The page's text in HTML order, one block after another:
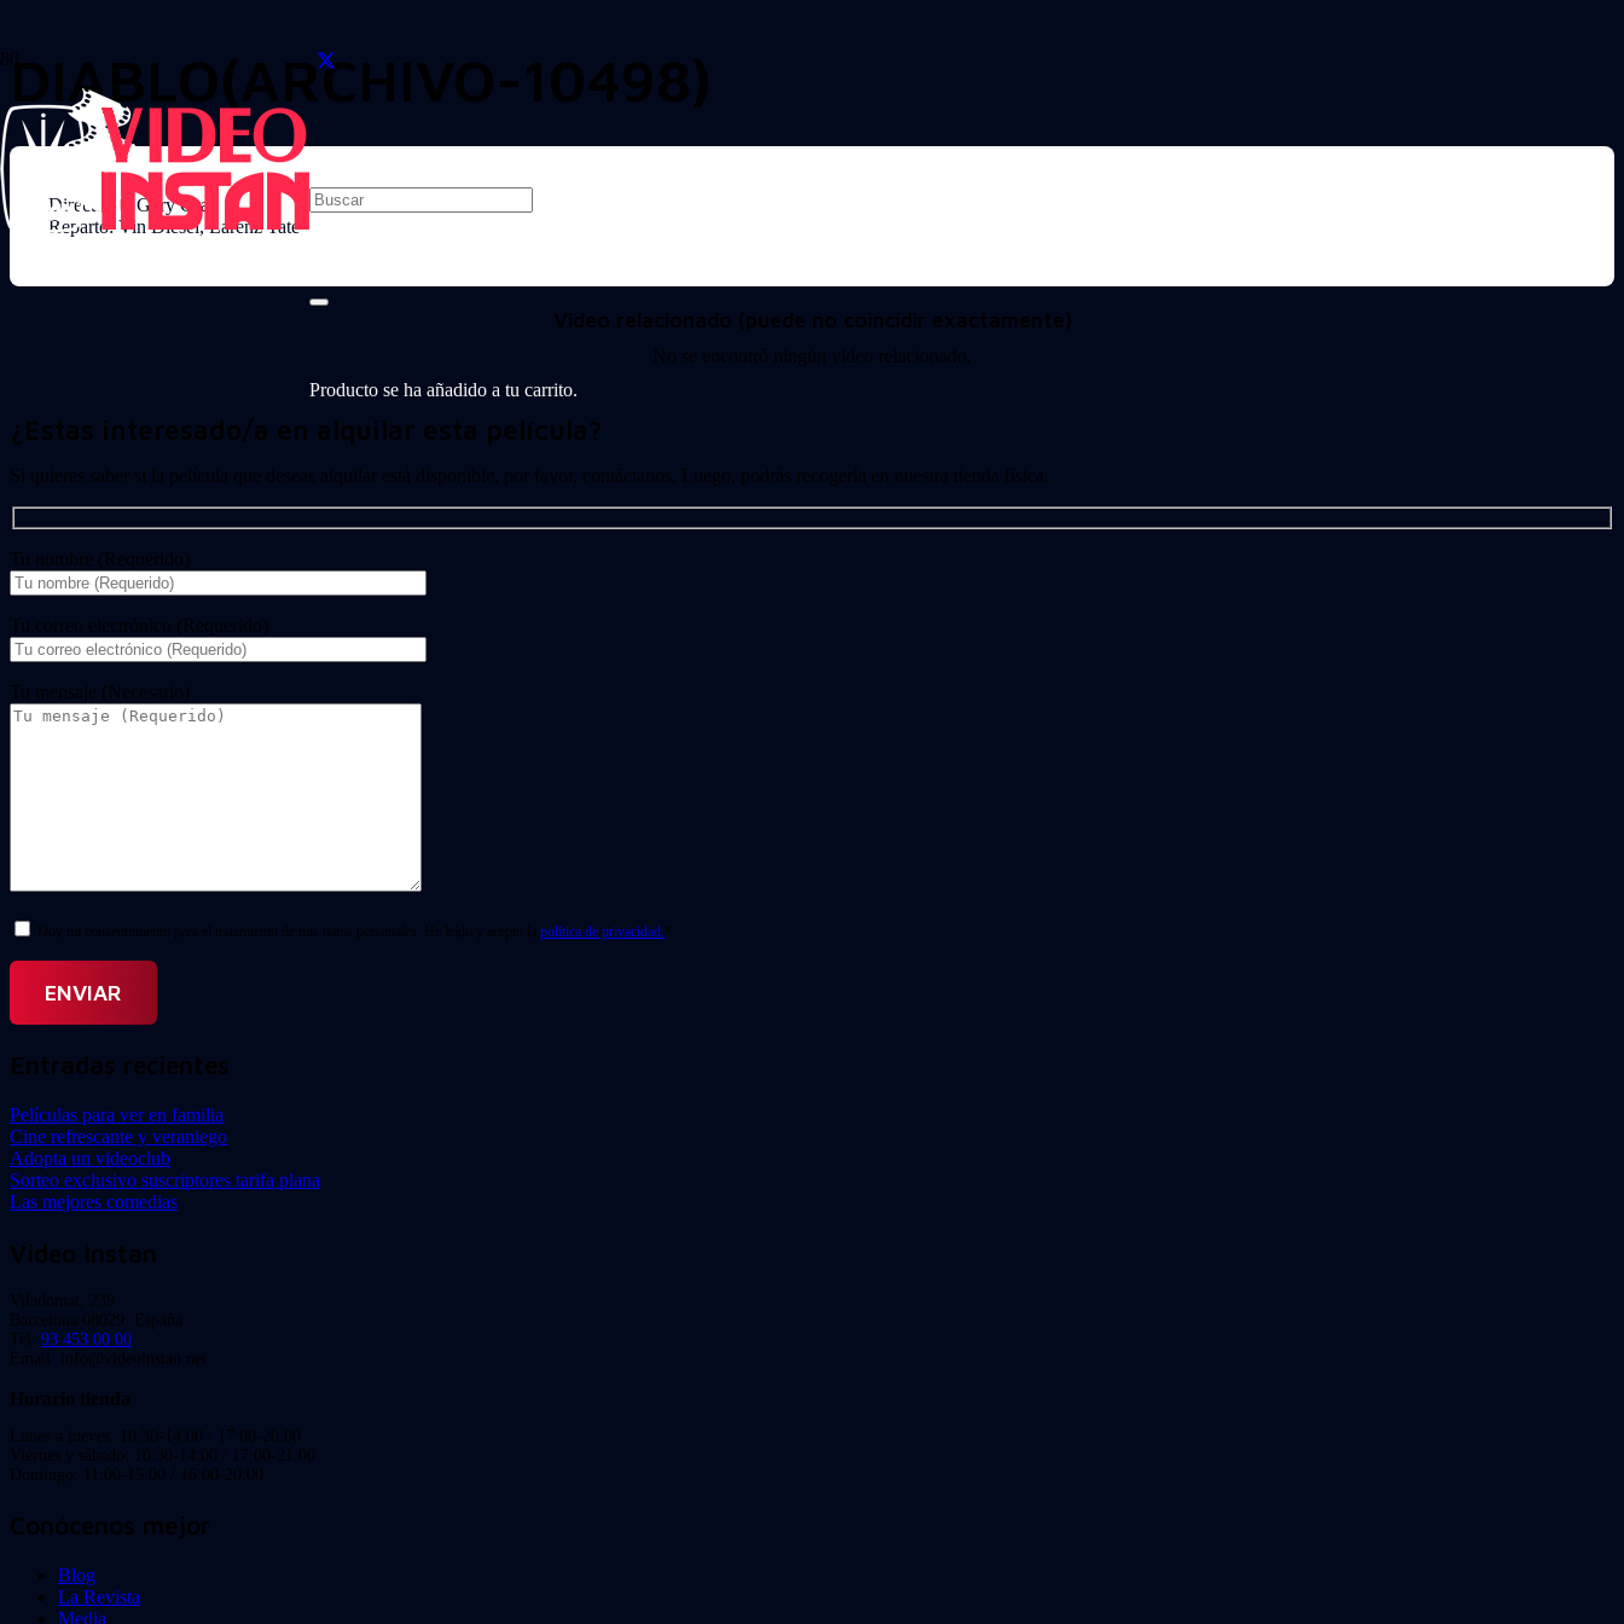
Producto se ha añadido a tu carrito.
DIABLO(ARCHIVO-10498)
Director: F Gary Gray
Reparto: Vin Diesel, Larenz Tate
Video relacionado (puede no coincidir exactamente)
No se encontró ningún video relacionado.
¿Estas interesado/a en alquilar esta película?
Si quieres saber si la película que deseas alquilar está disponible, por favor, contáctanos. Luego, podrás recogerla en nuestra tienda física.
Tu nombre (Requerido)
Tu correo electrónico (Requerido)
Tu mensaje (Necesario)
Doy mi consentimiento para el tratamiento de mis datos personales. He leído y acepto la política de privacidad. *
Entradas recientes
Películas para ver en familia
Cine refrescante y veraniego
Adopta un videoclub
Sorteo exclusivo suscriptores tarifa plana
Las mejores comedias
Video Instan
Viladomat, 239
Barcelona 08029. España.
Tel: 93 453 00 00
Email: info@videoinstan.net
Horario tienda
Lunes a jueves: 10:30-14:00 / 17:00-20:00
Viernes y sábado: 10:30-14:00 / 17:00-21:00
Domingo: 11:00-15:00 / 16:00-20:00
Conócenos mejor
Blog
La Revista
Media